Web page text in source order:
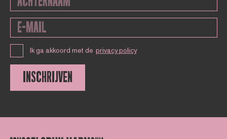
Ik ga akkoord met de privacy policy
INSCHRIJVEN